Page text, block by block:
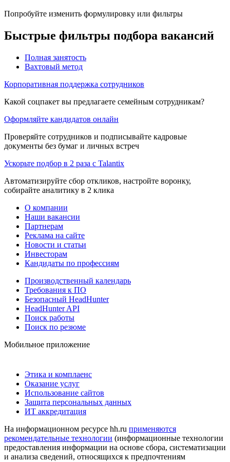
Попробуйте изменить формулировку или фильтры
Быстрые фильтры подбора вакансий
Полная занятость
Вахтовый метод
Корпоративная поддержка сотрудников
Какой соцпакет вы предлагаете семейным сотрудникам?
Оформляйте кандидатов онлайн
Проверяйте сотрудников и подписывайте кадровые
документы без бумаг и личных встреч
Ускорьте подбор в 2 раза с Talantix
Автоматизируйте сбор откликов, настройте воронку,
собирайте аналитику в 2 клика
О компании
Наши вакансии
Партнерам
Реклама на сайте
Новости и статьи
Инвесторам
Кандидаты по профессиям
Производственный календарь
Требования к ПО
Безопасный HeadHunter
HeadHunter API
Поиск работы
Поиск по резюме
Мобильное приложение
Этика и комплаенс
Оказание услуг
Использование сайтов
Защита персональных данных
ИТ аккредитация
На информационном ресурсе hh.ru применяются
рекомендательные технологии (информационные технологии
предоставления информации на основе сбора, систематизации
и анализа сведений, относящихся к предпочтениям